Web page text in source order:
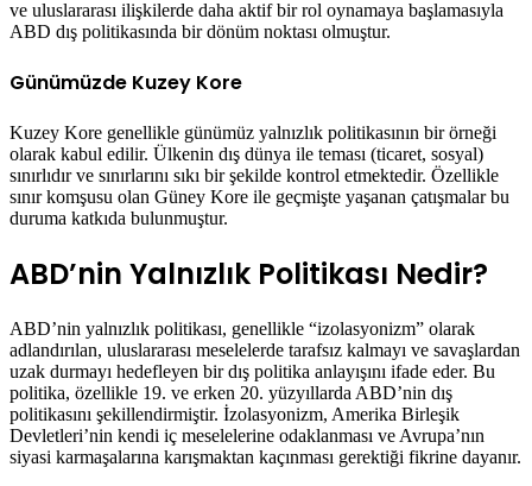
ve uluslararası ilişkilerde daha aktif bir rol oynamaya başlamasıyla
ABD dış politikasında bir dönüm noktası olmuştur.
Günümüzde Kuzey Kore
Kuzey Kore genellikle günümüz yalnızlık politikasının bir örneği
olarak kabul edilir. Ülkenin dış dünya ile teması (ticaret, sosyal)
sınırlıdır ve sınırlarını sıkı bir şekilde kontrol etmektedir. Özellikle
sınır komşusu olan Güney Kore ile geçmişte yaşanan çatışmalar bu
duruma katkıda bulunmuştur.
ABD’nin Yalnızlık Politikası Nedir?
ABD’nin yalnızlık politikası, genellikle “izolasyonizm” olarak
adlandırılan, uluslararası meselelerde tarafsız kalmayı ve savaşlardan
uzak durmayı hedefleyen bir dış politika anlayışını ifade eder. Bu
politika, özellikle 19. ve erken 20. yüzyıllarda ABD’nin dış
politikasını şekillendirmiştir. İzolasyonizm, Amerika Birleşik
Devletleri’nin kendi iç meselelerine odaklanması ve Avrupa’nın
siyasi karmaşalarına karışmaktan kaçınması gerektiği fikrine dayanır.